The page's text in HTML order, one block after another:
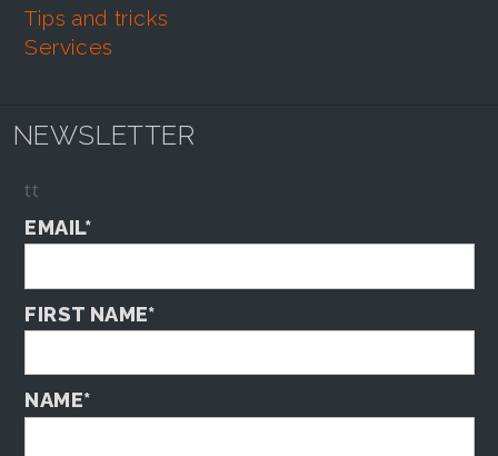
tips and tricks
services
NEWSLETTER
tt
EMAIL*
FIRST NAME*
NAME*